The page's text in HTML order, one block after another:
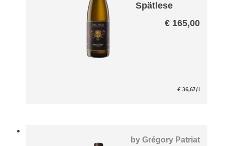
Spätlese
€165,00
€ 36,67/l
by Grégory Patriat